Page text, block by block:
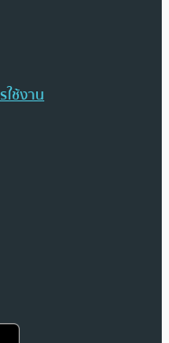
ใช้งาน